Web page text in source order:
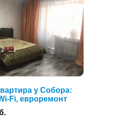
у Собора:
Fi, евроремонт